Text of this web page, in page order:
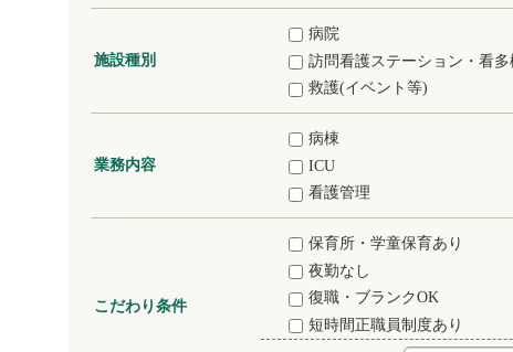
施設種別
病院
訪問看護ステーション・看多
救護(イベント等)
業務内容
病棟
ICU
看護管理
こだわり条件
保育所・学童保育あり
夜勤なし
復職・ブランクOK
短時間正職員制度あり